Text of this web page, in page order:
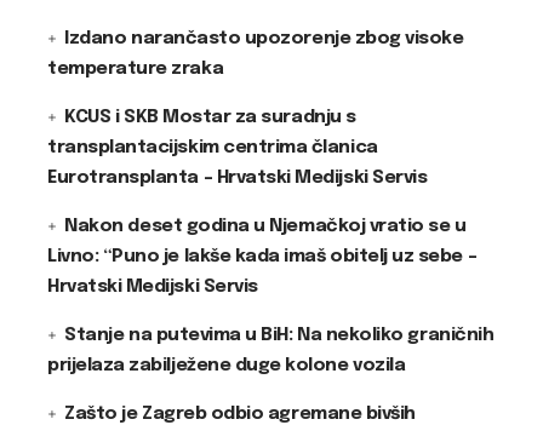
Izdano narančasto upozorenje zbog visoke
temperature zraka
KCUS i SKB Mostar za suradnju s
transplantacijskim centrima članica
Eurotransplanta – Hrvatski Medijski Servis
Nakon deset godina u Njemačkoj vratio se u
Livno: “Puno je lakše kada imaš obitelj uz sebe –
Hrvatski Medijski Servis
Stanje na putevima u BiH: Na nekoliko graničnih
prijelaza zabilježene duge kolone vozila
Zašto je Zagreb odbio agremane bivših